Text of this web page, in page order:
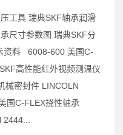
工具 瑞典SKF轴承润滑
尺寸参数图 瑞典SKF分
资料 6008-600 美国C-
高性能红外视频测温仪
械密封件 LINCOLN
国C-FLEX挠性轴承